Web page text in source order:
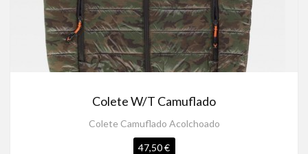
Colete W/T Camuflado
Colete Camuflado Acolchoado
47,50 €